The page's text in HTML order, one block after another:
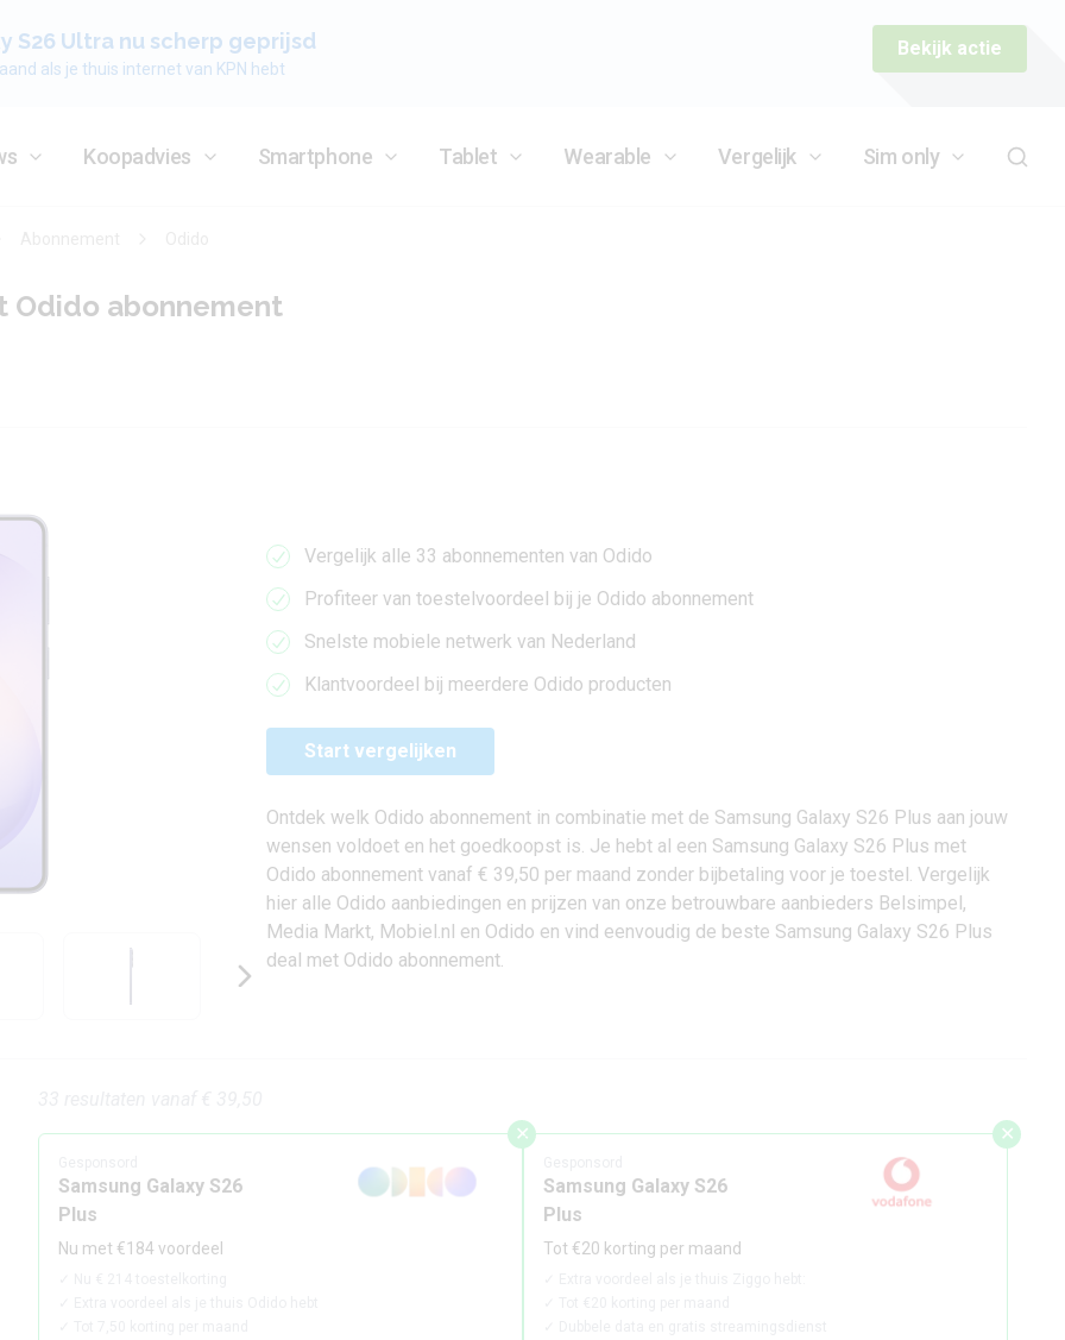
S26 Ultra nu scherp geprijsd
als je thuis internet van KPN hebt
Bekijk actie
Koopadvies Smartphone Tablet Wearable Vergelijk Sim only
Odido abonnement
Vergelijk alle 33 abonnementen van Odido
Profiteer van toestelvoordeel bij je Odido abonnement
Snelste mobiele netwerk van Nederland
Klantvoordeel bij meerdere Odido producten
Start vergelijken
Ontdek welk Odido abonnement in combinatie met de Samsung Galaxy S26 Plus aan jouw
wensen voldoet en het goedkoopst is. Je hebt al een Samsung Galaxy S26 Plus met
Odido abonnement vanaf € 39,50 per maand zonder bijbetaling voor je toestel. Vergelijk
hier alle Odido aanbiedingen en prijzen van onze betrouwbare aanbieders Belsimpel,
Media Markt, Mobiel.nl en Odido en vind eenvoudig de beste Samsung Galaxy S26 Plus
deal met Odido abonnement.
✕
Samsung Galaxy S26
Plus
Nu met €184 voordeel
✕
Samsung Galaxy S26
Plus
Tot €20 korting per maand